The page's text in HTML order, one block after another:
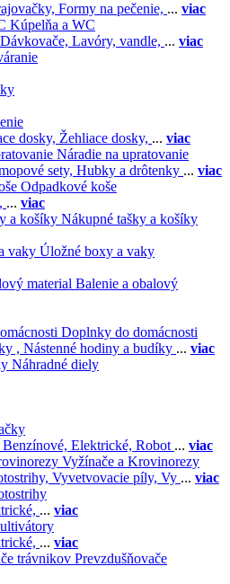
Formy na pečenie, ... viac
Kúpelňa a WC
Dávkovače, Lavóry, vandle, ... viac
dosky, Žehliace dosky, ... viac
Náradie na upratovanie
sety, Hubky a drôtenky ... viac
Odpadkové koše
... viac
Nákupné tašky a košíky
Úložné boxy a vaky
Balenie a obalový
Doplnky do domácnosti
, Nástenné hodiny a budíky ... viac
Náhradné diely
Benzínové, Elektrické, Robot ... viac
Vyžínače a Krovinorezy
Vyvetvovacie píly, Vy ... viac
... viac
... viac
Prevzdušňovače